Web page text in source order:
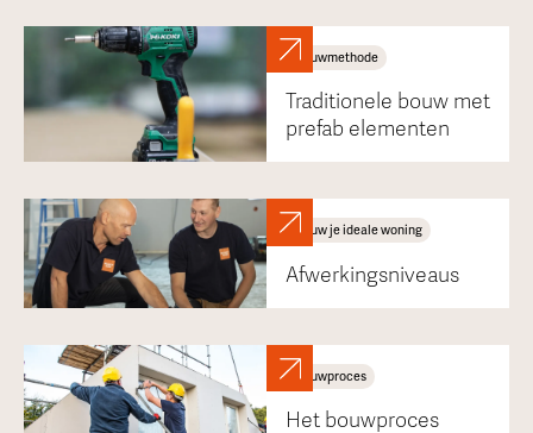
Bouwmethode
Traditionele bouw met
prefab elementen
Bouw je ideale woning
Afwerkingsniveaus
Bouwproces
Het bouwproces